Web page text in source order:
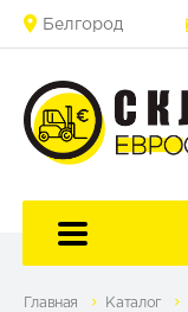
Белгород
Главная Каталог